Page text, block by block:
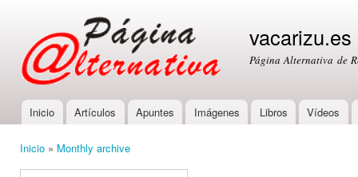
vacarizu.es
Página Alternativa de
Main menu
Inicio Artículos Apuntes Imágenes Libros Vídeos
Inicio » Monthly archive